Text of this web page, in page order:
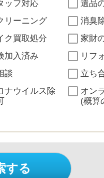
ッフ対応
遺品
リーニング
消臭
ク買取処分
家財
加入済み
リフ
談
立ち
ナウイルス除
オン
(概算
する